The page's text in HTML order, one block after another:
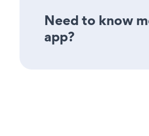
Need to know
app?